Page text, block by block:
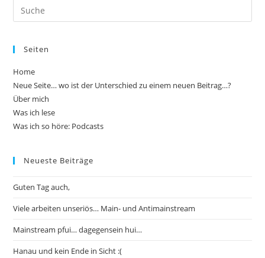
Search
this
Seiten
Home
Neue Seite… wo ist der Unterschied zu einem neuen Beitrag…?
Über mich
Was ich lese
Was ich so höre: Podcasts
Neueste Beiträge
Guten Tag auch,
Viele arbeiten unseriös… Main- und Antimainstream
Mainstream pfui… dagegensein hui…
Hanau und kein Ende in Sicht :(